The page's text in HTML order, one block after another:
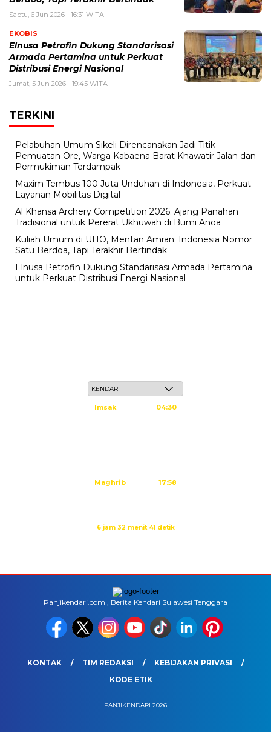
Sabtu, 6 Jun 2026 - 16:31 WITA
EKOBIS
Elnusa Petrofin Dukung Standarisasi
Armada Pertamina untuk Perkuat
Distribusi Energi Nasional
Jumat, 5 Jun 2026 - 19:45 WITA
TERKINI
Pelabuhan Umum Sikeli Direncanakan Jadi Titik
Pemuatan Ore, Warga Kabaena Barat Khawatir Jalan dan
Permukiman Terdampak
Maxim Tembus 100 Juta Unduhan di Indonesia, Perkuat
Layanan Mobilitas Digital
Al Khansa Archery Competition 2026: Ajang Panahan
Tradisional untuk Pererat Ukhuwah di Bumi Anoa
Kuliah Umum di UHO, Mentan Amran: Indonesia Nomor
Satu Berdoa, Tapi Terakhir Bertindak
Elnusa Petrofin Dukung Standarisasi Armada Pertamina
untuk Perkuat Distribusi Energi Nasional
Imsak 04:30
Maghrib 17:58
6 jam 32 menit 41 detik
Panjikendari.com , Berita Kendari Sulawesi Tenggara
KONTAK TIM REDAKSI
KEBIJAKAN PRIVASI
KODE ETIK
PANJIKENDARI 2026